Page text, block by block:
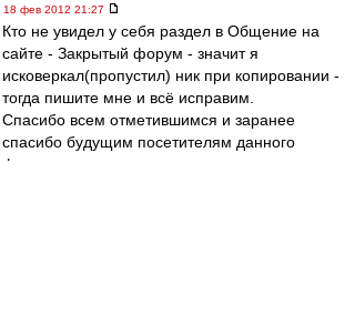
18 фев 2012 21:27
Кто не увидел у себя раздел в Общение на
сайте - Закрытый форум - значит я
исковеркал(пропустил) ник при копировании -
тогда пишите мне и всё исправим.
Спасибо всем отметившимся и заранее
спасибо будущим посетителям данного
форума.